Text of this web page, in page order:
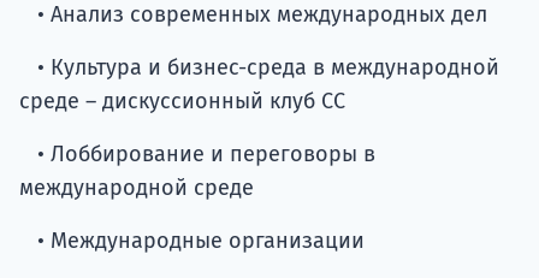
• Анализ современных международных дел
• Культура и бизнес-среда в международной
среде – дискуссионный клуб CC
• Лоббирование и переговоры в
международной среде
• Международные организации